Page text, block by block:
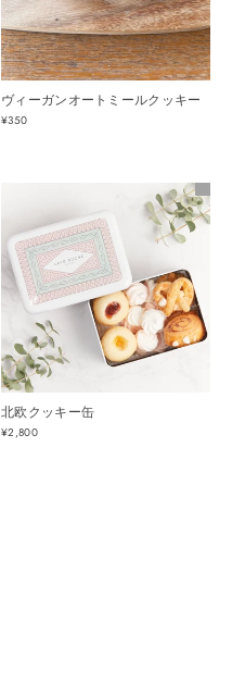
ヴィーガンオートミールクッキー
¥350
北欧クッキー缶
¥2,800